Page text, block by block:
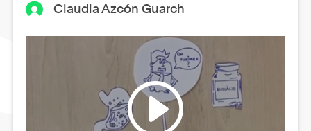
Claudia Azcón Guarch